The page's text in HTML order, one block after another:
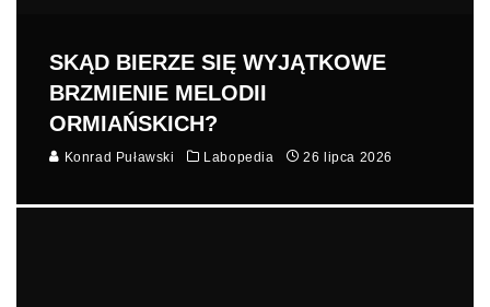
SKĄD BIERZE SIĘ WYJĄTKOWE
BRZMIENIE MELODII
ORMIAŃSKICH?
Konrad Puławski Labopedia 26 lipca 2026